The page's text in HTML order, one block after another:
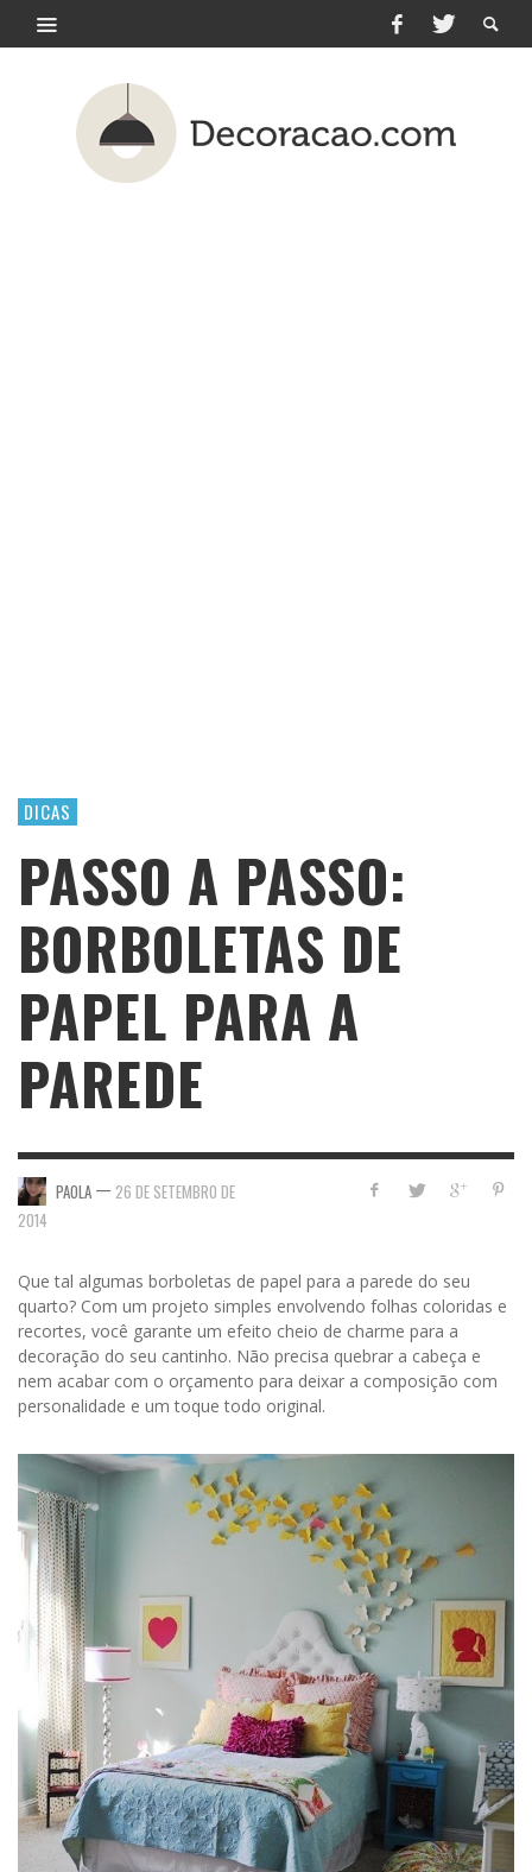
DICAS
PASSO A PASSO:
BORBOLETAS DE
PAPEL PARA A
PAREDE
PAOLA — 26 DE SETEMBRO DE
2014
Que tal algumas borboletas de papel para a parede do seu
quarto? Com um projeto simples envolvendo folhas coloridas e
recortes, você garante um efeito cheio de charme para a
decoração do seu cantinho. Não precisa quebrar a cabeça e
nem acabar com o orçamento para deixar a composição com
personalidade e um toque todo original.